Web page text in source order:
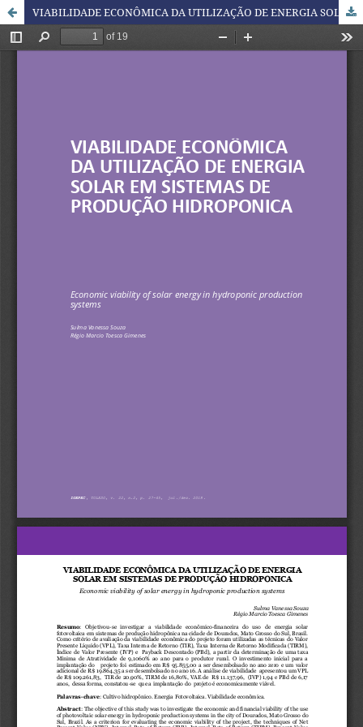
VIABILIDADE ECONÔMICA DA UTILIZAÇÃO DE ENERGIA SOLAR EM SISTEMAS DE PRODUÇÃO HIDROPONICA.